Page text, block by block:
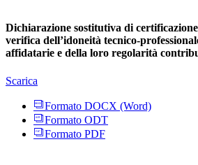
Dichiarazione sostitutiva di
verifica dell’idoneità tecnico-
affidatarie e della loro regolarità
Scarica
Formato DOCX (Word)
Formato ODT
Formato PDF